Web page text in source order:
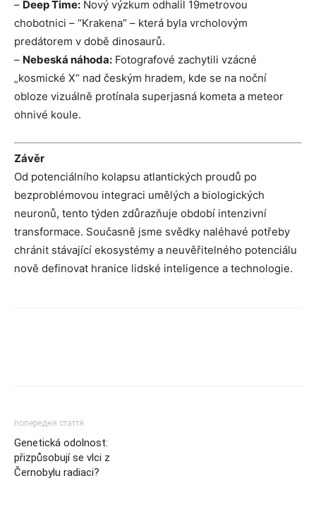
– Deep Time: Nový výzkum odhalil 19metrovou
chobotnici – “Krakena” – která byla vrcholovým
predátorem v době dinosaurů.
– Nebeská náhoda: Fotografové zachytili vzácné
„kosmické X“ nad českým hradem, kde se na noční
obloze vizuálně protínala superjasná kometa a meteor
ohnivé koule.
Závěr
Od potenciálního kolapsu atlantických proudů po
bezproblémovou integraci umělých a biologických
neuronů, tento týden zdůrazňuje období intenzivní
transformace. Současně jsme svědky naléhavé potřeby
chránit stávající ekosystémy a neuvěřitelného potenciálu
nově definovat hranice lidské inteligence a technologie.
попередня стаття
Genetická odolnost:
přizpůsobují se vlci z
Černobylu radiaci?